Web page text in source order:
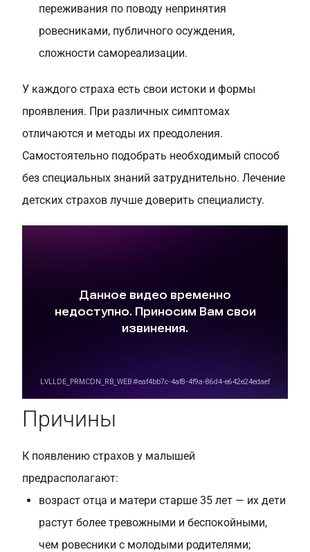
переживания по поводу непринятия
ровесниками, публичного осуждения,
сложности самореализации.
У каждого страха есть свои истоки и формы
проявления. При различных симптомах
отличаются и методы их преодоления.
Самостоятельно подобрать необходимый способ
без специальных знаний затруднительно. Лечение
детских страхов лучше доверить специалисту.
Причины
К появлению страхов у малышей
предрасполагают:
возраст отца и матери старше 35 лет — их дети
растут более тревожными и беспокойными,
чем ровесники с молодыми родителями;